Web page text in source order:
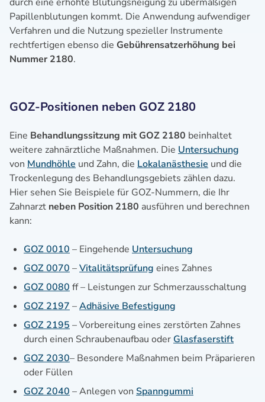
Papillenblutungen kommt. Die Anwendung aufwendiger
Verfahren und die Nutzung spezieller Instrumente
rechtfertigen ebenso die Gebührensatzerhöhung bei
Nummer 2180.
GOZ-Positionen neben GOZ 2180
Eine Behandlungssitzung mit GOZ 2180 beinhaltet
weitere zahnärztliche Maßnahmen. Die Untersuchung
von Mundhöhle und Zahn, die Lokalanästhesie und die
Trockenlegung des Behandlungsgebiets zählen dazu.
Hier sehen Sie Beispiele für GOZ-Nummern, die Ihr
Zahnarzt neben Position 2180 ausführen und berechnen
kann:
GOZ 0010 – Eingehende Untersuchung
GOZ 0070 –Vitalitätsprüfung eines Zahnes
GOZ 0080 ff – Leistungen zur Schmerzausschaltung
GOZ 2197 –Adhäsive Befestigung
GOZ 2195 – Vorbereitung eines zerstörten Zahnes
durch einen Schraubenaufbau oder Glasfaserstift
GOZ 2030– Besondere Maßnahmen beim Präparieren
oder Füllen
GOZ 2040 – Anlegen von Spanngummi